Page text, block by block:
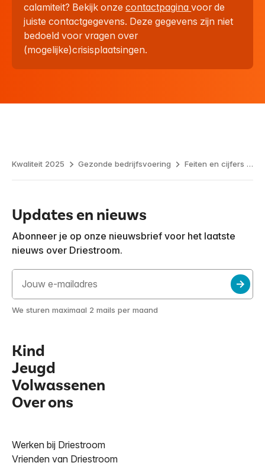
calamiteit? Bekijk onzecontactpaginavoor de
juiste contactgegevens. Deze gegevens zijn niet
bedoeld voor vragen over
(mogelijke)crisisplaatsingen.
Kwaliteit 2025 Gezonde bedrijfsvoering Feiten en cijfers over energie en bedrijfsvoering
Updates en nieuws
Abonneer je op onze nieuwsbrief voor het laatste
nieuws over Driestroom.
We sturen maximaal 2 mails per maand
Kind
Jeugd
Volwassenen
Over ons
Werken bij Driestroom
Vrienden van Driestroom